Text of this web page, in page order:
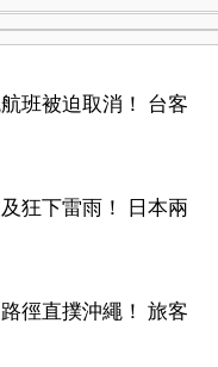
班被迫取消！ 台客
狂下雷雨！ 日本兩
徑直撲沖繩！ 旅客